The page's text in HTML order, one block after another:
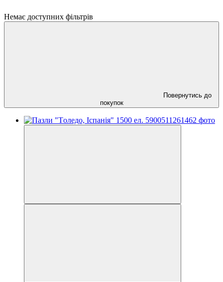
Немає доступних фільтрів
Повернутись до
покупок